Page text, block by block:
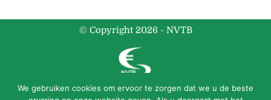
© Copyright 2026 - NVTB
We gebruiken cookies om ervoor te zorgen dat we u de beste